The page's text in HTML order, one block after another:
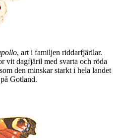
, art i familjen riddarfjärilar.
vit dagfjäril med svarta och röda
den minskar starkt i hela landet
Gotland.